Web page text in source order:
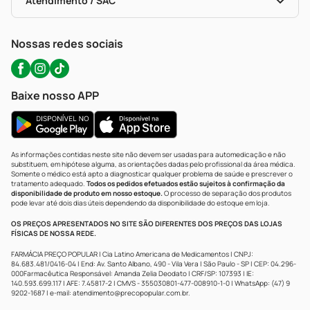
WhatsApp (47) 9202-1687
Nossas redes sociais
Baixe nosso APP
As informações contidas neste site não devem ser usadas para automedicação e não
substituem, em hipótese alguma, as orientações dadas pelo profissional da área médica.
Somente o médico está apto a diagnosticar qualquer problema de saúde e prescrever o
tratamento adequado. Todos os pedidos efetuados estão sujeitos à confirmação da
disponibilidade de produto em nosso estoque.O processo de separação dos produtos
pode levar até dois dias úteis dependendo da disponibilidade do estoque em loja.
OS PREÇOS APRESENTADOS NO SITE SÃO DIFERENTES DOS PREÇOS DAS LOJAS
FÍSICAS DE NOSSA REDE.
FARMÁCIA PREÇO POPULAR | Cia Latino Americana de Medicamentos | CNPJ:
84.683.481/0416-04 | End: Av. Santo Albano, 490 - Vila Vera | São Paulo - SP | CEP: 04.296-
000Farmacêutica Responsável: Amanda Zelia Deodato | CRF/SP: 107393 | IE:
140.593.699.117 | AFE: 7.45817-2 | CMVS - 355030801-477-008910-1-0 | WhatsApp: (47) 9
9202-1687 | e-mail: atendimento@precopopular.com.br.